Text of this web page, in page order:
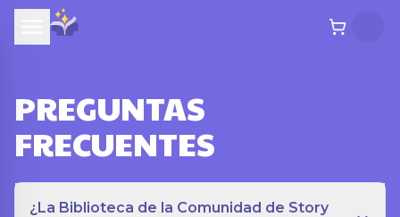
PREGUNTAS
FRECUENTES
¿La Biblioteca de la Comunidad de Story